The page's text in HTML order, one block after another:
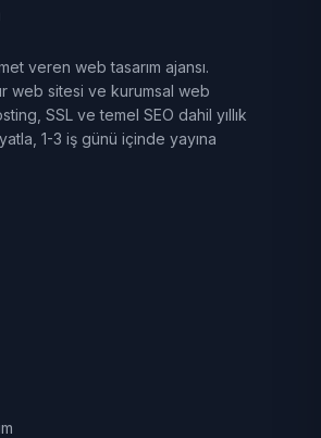
veren web tasarım ajansı.
web sitesi ve kurumsal web
SSL ve temel SEO dahil yıllık
1-3 iş günü içinde yayına